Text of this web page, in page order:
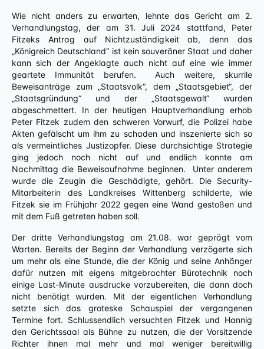
Wie nicht anders zu erwarten, lehnte das Gericht am 2.
Verhandlungstag, der am 31. Juli 2024 stattfand, Peter
Fitzeks Antrag auf Nichtzuständigkeit ab, denn das
„Königreich Deutschland“ ist kein souveräner Staat und daher
kann sich der Angeklagte auch nicht auf eine wie immer
geartete Immunität berufen. Auch weitere, skurrile
Beweisanträge zum „Staatsvolk“, dem „Staatsgebiet“, der
„Staatsgründung“ und der „Staatsgewalt“ wurden
abgeschmettert. In der heutigen Hauptverhandlung erhob
Peter Fitzek zudem den schweren Vorwurf, die Polizei habe
Akten gefälscht um ihm zu schaden und inszenierte sich so
als vermeintliches Justizopfer. Diese durchsichtige Strategie
ging jedoch noch nicht auf und endlich konnte am
Nachmittag die Beweisaufnahme beginnen. Unter anderem
wurde die Zeugin die Geschädigte, gehört. Die Security-
Mitarbeiterin des Landkreises Wittenberg schilderte, wie
Fitzek sie im Frühjahr 2022 gegen eine Wand gestoßen und
mit dem Fuß getreten haben soll.
Der dritte Verhandlungstag am 21.08. war geprägt vom
Warten. Bereits der Beginn der Verhandlung verzögerte sich
um mehr als eine Stunde, die der König und seine Anhänger
dafür nutzen mit eigens mitgebrachter Bürotechnik noch
einige Last-Minute ausdrucke vorzubereiten, die dann doch
nicht benötigt wurden. Mit der eigentlichen Verhandlung
setzte sich das groteske Schauspiel der vergangenen
Termine fort. Schlussendlich versuchten Fitzek und Hannig
den Gerichtssaal als Bühne zu nutzen, die der Vorsitzende
Richter ihnen mal mehr und mal weniger bereitwillig